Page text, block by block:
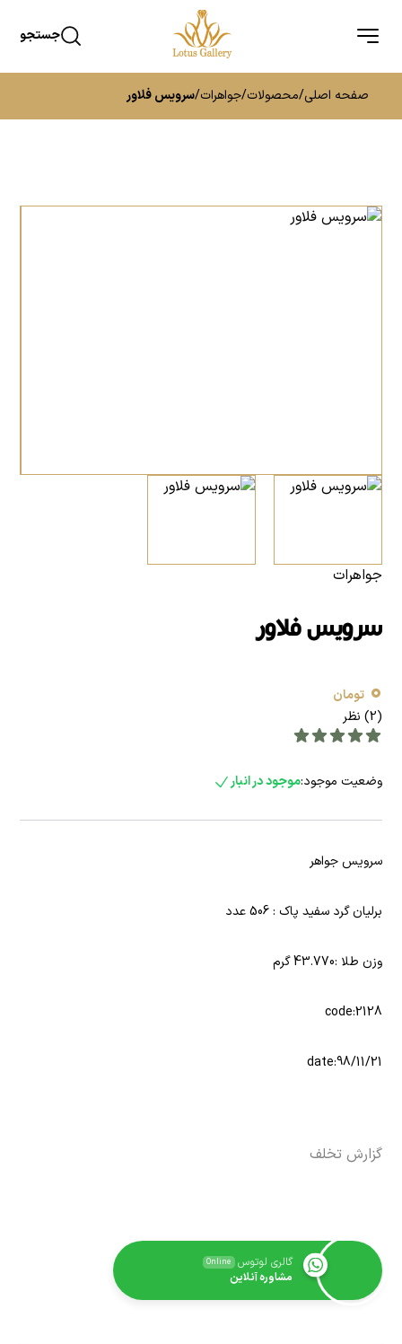
جستجو
صفحه اصلی/محصولات/جواهرات/سرویس فلاور
جواهرات
سرویس فلاور
0 تومان
(2) نظر
وضعیت موجود:موجود در انبار
سرویس جواهر
برلیان گرد سفید پاک : 506 عدد
وزن طلا :43.770 گرم
code:2128
date:98/11/21
گزارش تخلف
گالری لوتوس Online
مشاوره آنلاین